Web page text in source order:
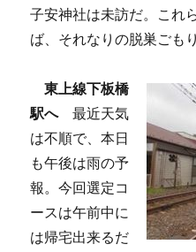
子安神社は未訪だ。これ
ば、それなりの脱巣ごも
東上線下板橋
駅へ最近天気
は不順で、本日
も午後は雨の予
報。今回選定コ
ースは午前中に
は帰宅出来るだ